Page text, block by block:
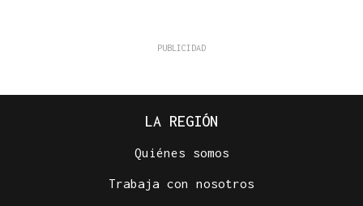
LA REGIÓN
Quiénes somos
Trabaja con nosotros